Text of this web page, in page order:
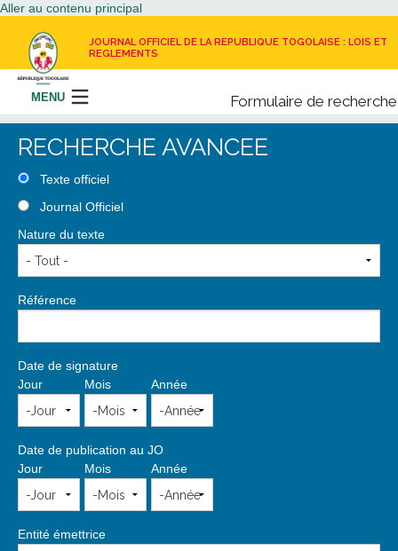
Aller au contenu principal
JOURNAL OFFICIEL DE LA REPUBLIQUE TOGOLAISE : LOIS ET
REGLEMENTS
Formulaire de recherche
Rechercher
MENU
LE JOURNAL OFFICIEL
RECEVOIR LE JOURNAL OFFICIEL
NOUS CONTACTER
RECHERCHE AVANCEE
Texte officiel
Journal Officiel
Nature du texte
Référence
Date de signature
Jour
Mois Année
Date de publication au JO
Jour
Mois Année
Entité émettrice